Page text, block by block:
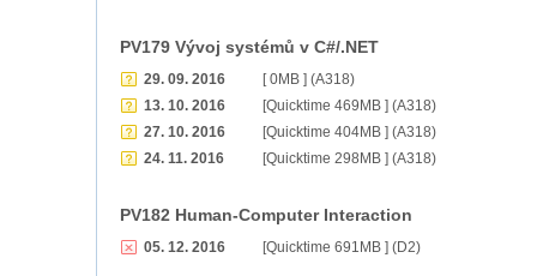
PV179 Vývoj systémů v C#/.NET
29. 09. 2016
[ 0MB ] (A318)
13. 10. 2016
[Quicktime 469MB ] (A318)
27. 10. 2016
[Quicktime 404MB ] (A318)
24. 11. 2016
[Quicktime 298MB ] (A318)
PV182 Human-Computer Interaction
05. 12. 2016 [Quicktime 691MB ] (D2)